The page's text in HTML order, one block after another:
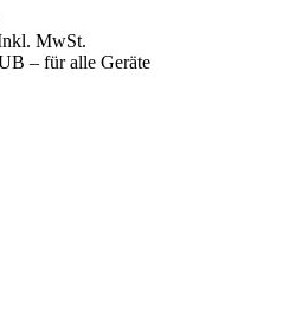
MwSt.
– für alle Geräte